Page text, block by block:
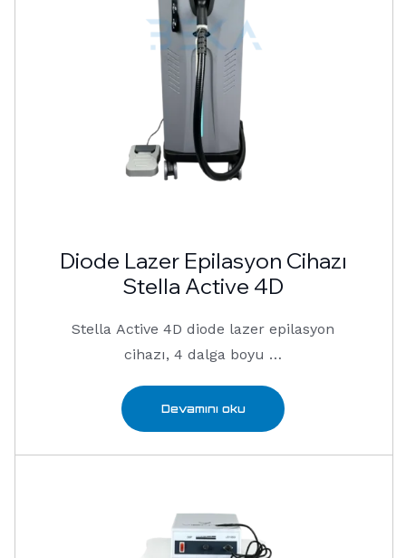
Diode Lazer Epilasyon Cihazı
Stella Active 4D
Stella Active 4D diode lazer epilasyon
cihazı, 4 dalga boyu …
Devamını oku